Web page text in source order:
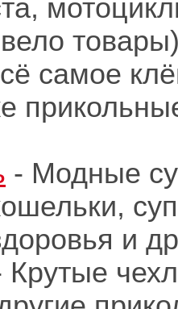
самое
- Модные
и
Крутые